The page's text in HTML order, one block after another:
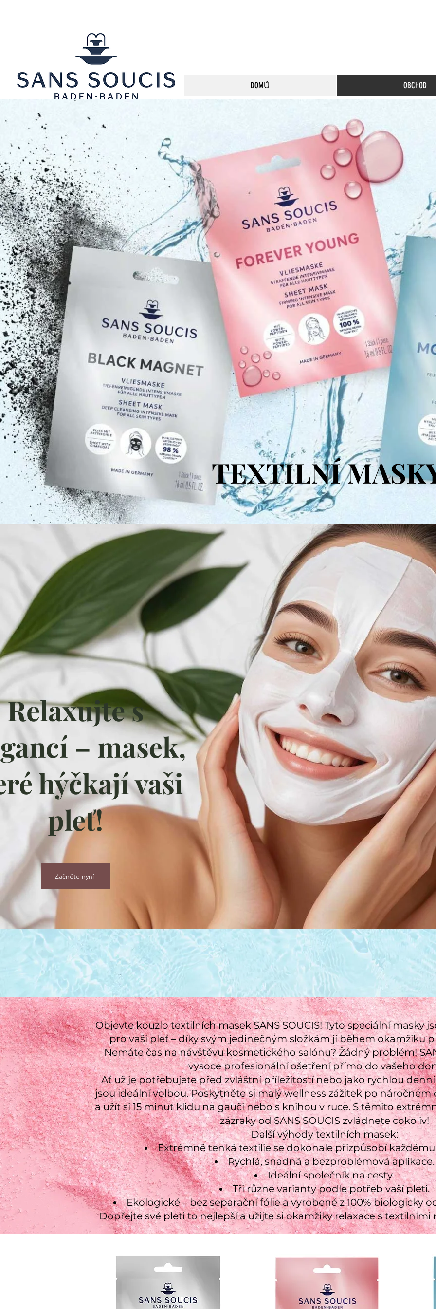
DOMŮ OBCHOD
TEXTILNÍ
Relaxujte s
– masek,
hýčkají vaši
pleť!
Začněte nyní
jejich složky, které během okamžiku propůjčí
vitalitu! Nemáte čas na návštěvu
Objevte kouzlo textilních masek SANS SOUCIS! Tyto speciální masky
pro vaši pleť – díky svým jedinečným složkám jí během okamžiku
Nemáte čas na návštěvu kosmetického salónu? Žádný problém!
vysoce profesionální ošetření přímo do vašeho
Ať už je potřebujete před zvláštní příležitostí nebo jako rychlou
jsou ideální volbou. Poskytněte si malý wellness zážitek po náročném
a užít si 15 minut klidu na gauči nebo s knihou v ruce. S těmito
zázraky od SANS SOUCIS zvládnete cokoliv!
Další výhody textilních masek:
Extrémně tenká textilie se dokonale přizpůsobí
Rychlá, snadná a bezproblémová aplikace.
Ideální společník na cesty.
Tři různé varianty podle potřeb vaší pleti.
Ekologické – bez separační fólie a vyrobené z 100% biologicky
Dopřejte své pleti to nejlepší a užijte si okamžiky relaxace s textilními